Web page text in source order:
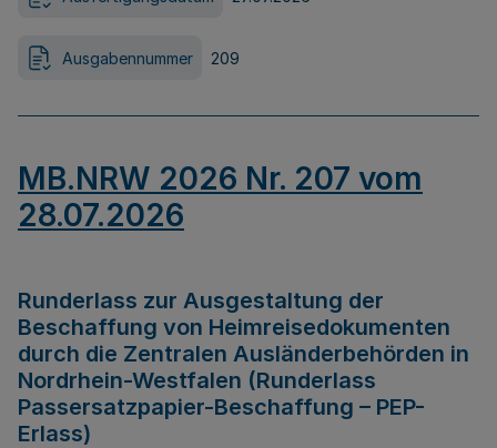
Ausgabennummer 209
MB.NRW 2026 Nr. 207 vom
28.07.2026
Runderlass zur Ausgestaltung der
Beschaffung von Heimreisedokumenten
durch die Zentralen Ausländerbehörden in
Nordrhein-Westfalen (Runderlass
Passersatzpapier-Beschaffung – PEP-
Erlass)